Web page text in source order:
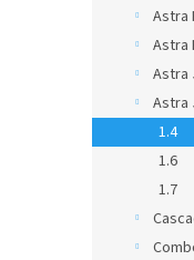
Astra
Astra
Astra
Astra
1.4
1.6
1.7